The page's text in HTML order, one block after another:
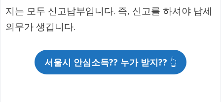
지는 모두 신고납부입니다. 즉, 신고를 하셔야 납세
의무가 생깁니다.
서울시 안심소득?? 누가 받지?? 👆